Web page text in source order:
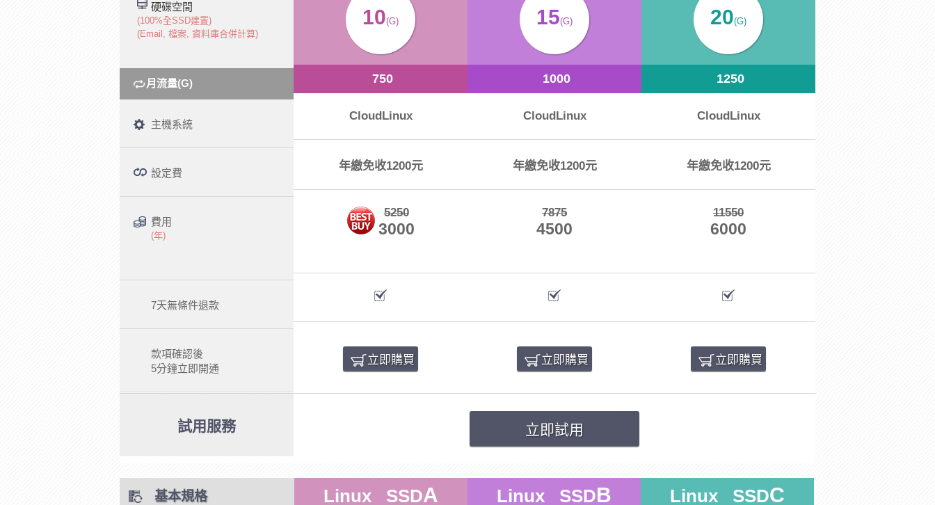
硬碟空間
(100%全SSD建置)
(Email, 檔案, 資料庫合併計算)
月流量(G)
主機系統
設定費
費用
(年)
7天無條件退款
款項確認後
5分鐘立即開通
10(G)
750
CloudLinux
年繳免收1200元
5250
3000
立即購買
15(G)
1000
CloudLinux
年繳免收1200元
7875
4500
立即購買
20(G)
1250
CloudLinux
年繳免收1200元
11550
6000
立即購買
試用服務 立即試用
基本規格 Linux SSDA Linux SSDB Linux SSDC